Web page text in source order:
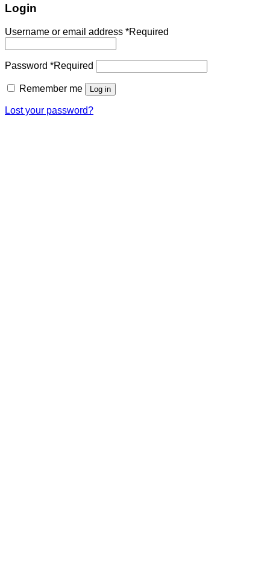
Login
Username or email address *Required
Password *Required
Remember me Log in
Lost your password?